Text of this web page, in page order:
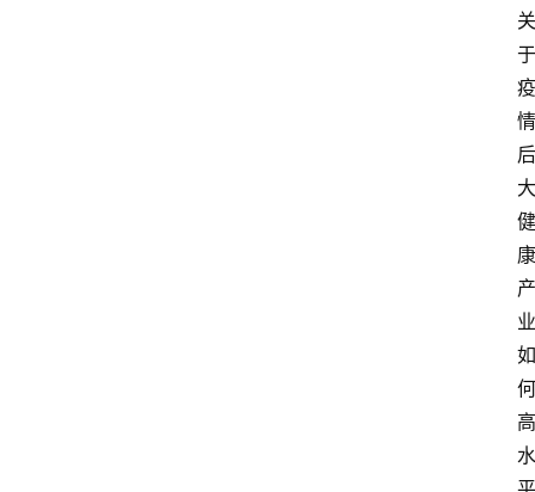
关
于
疫
情
后
大
健
康
产
业
如
何
高
水